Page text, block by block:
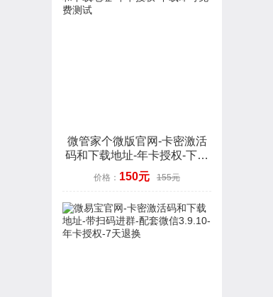
微管家个微版官网-卡密激活
码和下载地址-年卡授权-下载
即可免费测试
价格： 150元 155元